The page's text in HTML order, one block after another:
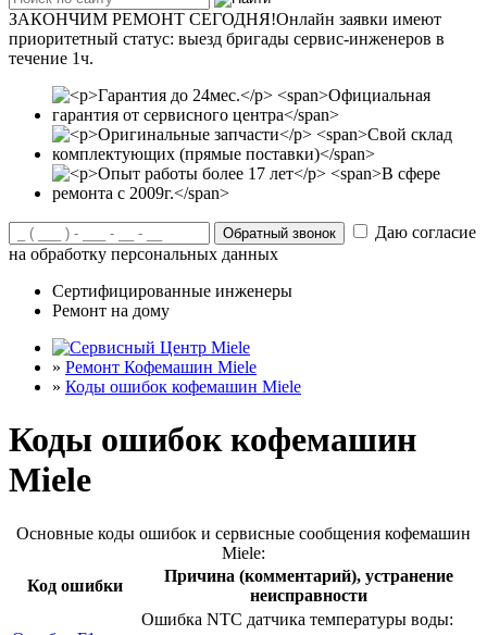
ЗАКОНЧИМ РЕМОНТ СЕГОДНЯ!Онлайн заявки имеют
приоритетный статус: вы­езд бри­га­ды сер­вис-­ин­же­не­ров в
течение 1ч.
Даю согласие
на обработку персональных данных
Сертифицированные инженеры
Ремонт на дому
» Ремонт Кофемашин Miele
» Коды ошибок кофемашин Miele
Коды ошибок кофемашин
Miele
Основные коды ошибок и сервисные сообщения кофемашин
Miele:
Код ошибки
Причина (комментарий), устранение
неисправности
Ошибка NTC датчика температуры воды: